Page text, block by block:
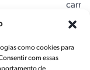
como cookies para
com essas
carro
com